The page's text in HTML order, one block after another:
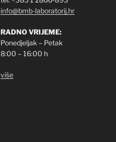
info@bmb-laboratorij.hr
RADNO VRIJEME:
Ponedjeljak – Petak
8:00 – 16:00 h
više